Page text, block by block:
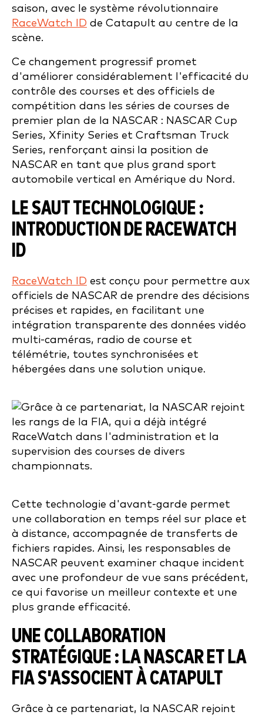
saison, avec le système révolutionnaire
RaceWatch ID de Catapult au centre de la
scène.
Ce changement progressif promet
d'améliorer considérablement l'efficacité du
contrôle des courses et des officiels de
compétition dans les séries de courses de
premier plan de la NASCAR : NASCAR Cup
Series, Xfinity Series et Craftsman Truck
Series, renforçant ainsi la position de
NASCAR en tant que plus grand sport
automobile vertical en Amérique du Nord.
LE SAUT TECHNOLOGIQUE :
INTRODUCTION DE RACEWATCH
ID
RaceWatch ID est conçu pour permettre aux
officiels de NASCAR de prendre des décisions
précises et rapides, en facilitant une
intégration transparente des données vidéo
multi-caméras, radio de course et
télémétrie, toutes synchronisées et
hébergées dans une solution unique.
Cette technologie d'avant-garde permet
une collaboration en temps réel sur place et
à distance, accompagnée de transferts de
fichiers rapides. Ainsi, les responsables de
NASCAR peuvent examiner chaque incident
avec une profondeur de vue sans précédent,
ce qui favorise un meilleur contexte et une
plus grande efficacité.
UNE COLLABORATION
STRATÉGIQUE : LA NASCAR ET LA
FIA S'ASSOCIENT À CATAPULT
Grâce à ce partenariat, la NASCAR rejoint